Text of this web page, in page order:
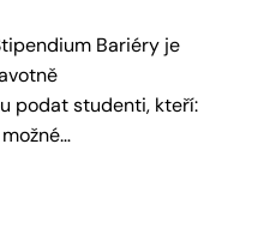
Bariéry je
podat studenti, kteří: